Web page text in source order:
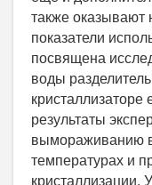
также оказывают
показатели
посвящена
воды
кристаллизаторе
результаты
вымораживанию
температурах и
кристаллизации.